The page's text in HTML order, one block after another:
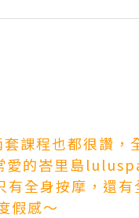
課程也都很讚，
愛的峇里島
全身按摩，還有
假感～